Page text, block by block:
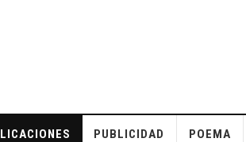
PUBLICIDAD POEMA